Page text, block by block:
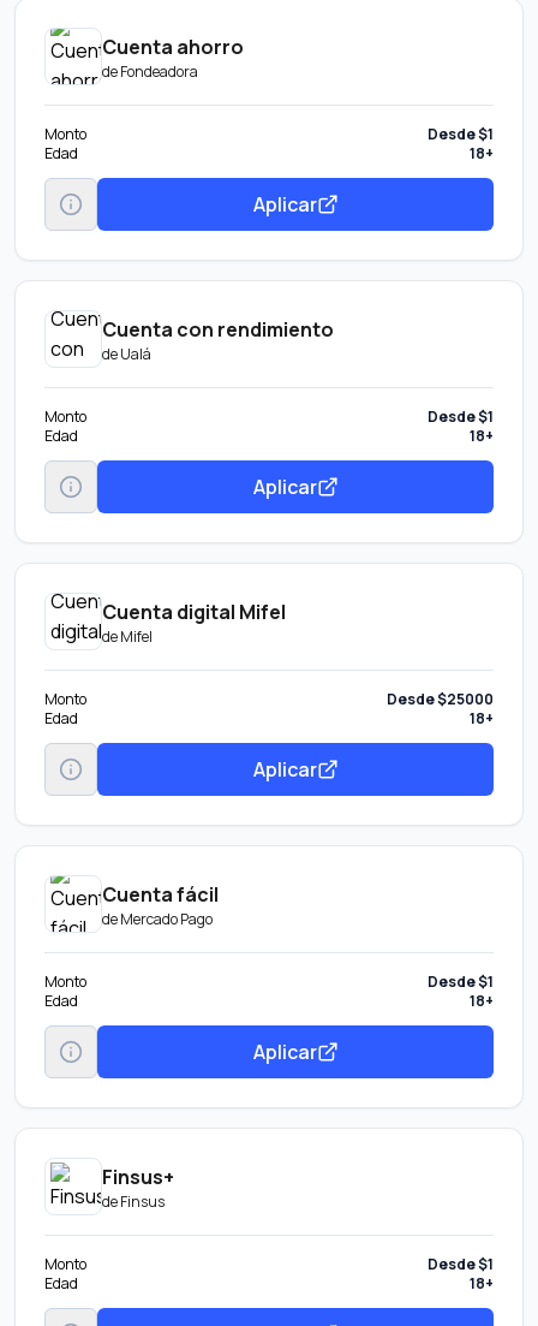
Cuenta ahorro
deFondeadora
Monto
Desde $1
Edad
18+
Aplicar
Cuenta con rendimiento
deUalá
Monto
Desde $1
Edad
18+
Aplicar
Cuenta digital Mifel
deMifel
Monto
Desde $25000
Edad
18+
Aplicar
Cuenta fácil
deMercado Pago
Monto
Desde $1
Edad
18+
Aplicar
Finsus+
deFinsus
Monto
Desde $1
Edad
18+